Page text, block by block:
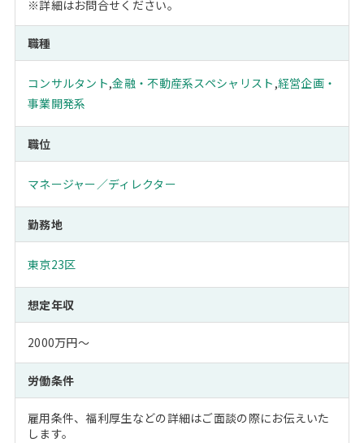
※詳細はお問合せください。
職種
コンサルタント,金融・不動産系スペシャリスト ,経営企画・
事業開発系
職位
マネージャー／ディレクター
勤務地
東京23区
想定年収
2000万円～
労働条件
雇用条件、福利厚生などの詳細はご面談の際にお伝えいた
します。